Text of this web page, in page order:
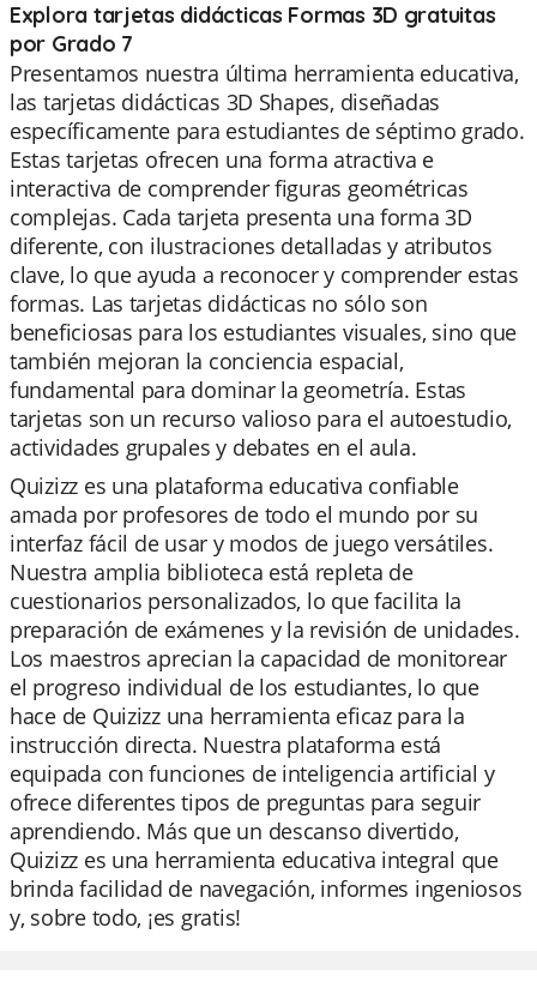
Explora tarjetas didácticas Formas 3D gratuitas
por Grado 7
Presentamos nuestra última herramienta educativa,
las tarjetas didácticas 3D Shapes, diseñadas
específicamente para estudiantes de séptimo grado.
Estas tarjetas ofrecen una forma atractiva e
interactiva de comprender figuras geométricas
complejas. Cada tarjeta presenta una forma 3D
diferente, con ilustraciones detalladas y atributos
clave, lo que ayuda a reconocer y comprender estas
formas. Las tarjetas didácticas no sólo son
beneficiosas para los estudiantes visuales, sino que
también mejoran la conciencia espacial,
fundamental para dominar la geometría. Estas
tarjetas son un recurso valioso para el autoestudio,
actividades grupales y debates en el aula.
Quizizz es una plataforma educativa confiable
amada por profesores de todo el mundo por su
interfaz fácil de usar y modos de juego versátiles.
Nuestra amplia biblioteca está repleta de
cuestionarios personalizados, lo que facilita la
preparación de exámenes y la revisión de unidades.
Los maestros aprecian la capacidad de monitorear
el progreso individual de los estudiantes, lo que
hace de Quizizz una herramienta eficaz para la
instrucción directa. Nuestra plataforma está
equipada con funciones de inteligencia artificial y
ofrece diferentes tipos de preguntas para seguir
aprendiendo. Más que un descanso divertido,
Quizizz es una herramienta educativa integral que
brinda facilidad de navegación, informes ingeniosos
y, sobre todo, ¡es gratis!